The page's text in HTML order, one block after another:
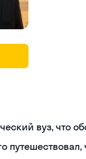
вуз, что